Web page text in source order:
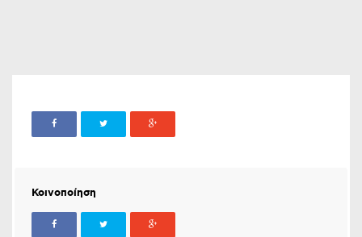
Κοινοποίηση